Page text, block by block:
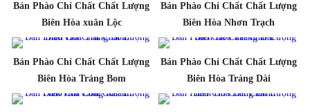
Bán Phào Chỉ Chất Chất Lượng
Biên Hòa xuân Lộc
Bán Phào Chỉ Chất Chất Lượng
Biên Hòa Nhơn Trạch
Bán Phào Chỉ Chất Chất Lượng
Biên Hòa Trảng Bom
Bán Phào Chỉ Chất Chất Lượng
Biên Hòa Trảng Dài